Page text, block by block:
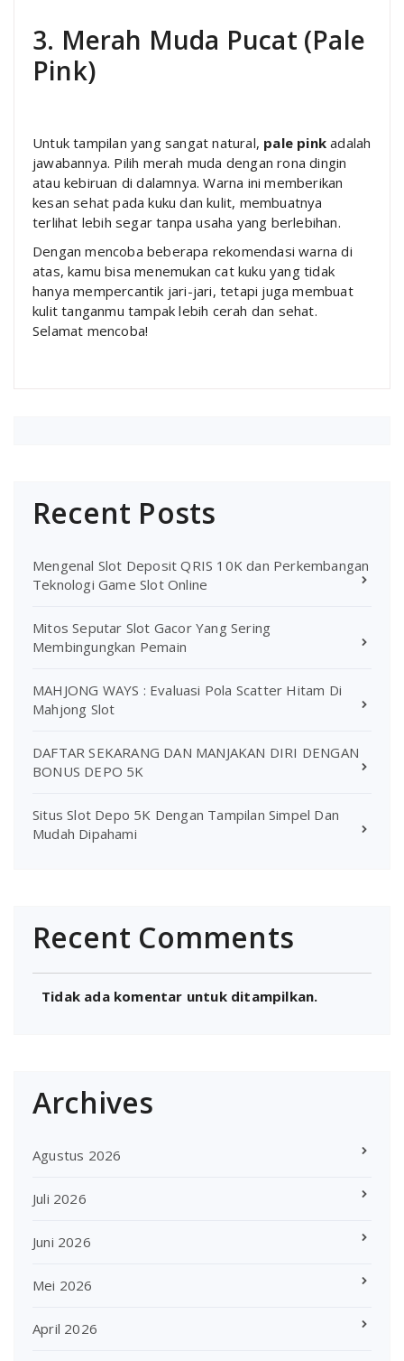
3. Merah Muda Pucat (Pale
Pink)
Untuk tampilan yang sangat natural, pale pink adalah
jawabannya. Pilih merah muda dengan rona dingin
atau kebiruan di dalamnya. Warna ini memberikan
kesan sehat pada kuku dan kulit, membuatnya
terlihat lebih segar tanpa usaha yang berlebihan.
Dengan mencoba beberapa rekomendasi warna di
atas, kamu bisa menemukan cat kuku yang tidak
hanya mempercantik jari-jari, tetapi juga membuat
kulit tanganmu tampak lebih cerah dan sehat.
Selamat mencoba!
Recent Posts
Mengenal Slot Deposit QRIS 10K dan Perkembangan
Teknologi Game Slot Online
Mitos Seputar Slot Gacor Yang Sering
Membingungkan Pemain
MAHJONG WAYS : Evaluasi Pola Scatter Hitam Di
Mahjong Slot
DAFTAR SEKARANG DAN MANJAKAN DIRI DENGAN
BONUS DEPO 5K
Situs Slot Depo 5K Dengan Tampilan Simpel Dan
Mudah Dipahami
Recent Comments
Tidak ada komentar untuk ditampilkan.
Archives
Agustus 2026
Juli 2026
Juni 2026
Mei 2026
April 2026